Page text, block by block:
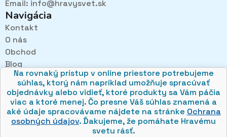
Pri návštevách kamenného obchodu pozorne
načúvame malým aj veľkým, aby sme zistili, čo sa Vám
v obchode páči najviac a mohli sa tak posúvať vpred.
Na rovnaký prístup v online priestore potrebujeme
súhlas, ktorý nám napríklad umožňuje spracúvať
objednávky alebo vidieť, ktoré produkty sa Vám páčia
viac a ktoré menej. Čo presne Váš súhlas znamená a
aké údaje spracovávame nájdete na stránke Ochrana
osobných údajov. Ďakujeme, že pomáhate Hravému
svetu rásť.
Email: info@hravysvet.sk
Navigácia
Kontakt
O nás
Obchod
Blog
Obchodné podmienky
Ochrana osobných údajov